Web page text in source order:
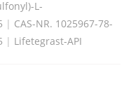
L-
| CAS-NR. 1025967-78-
| Lifetegrast-API